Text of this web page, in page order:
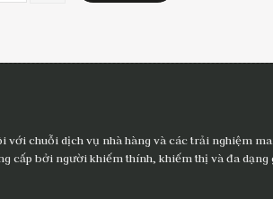
với chuỗi dịch vụ nhà hàng và các trải nghiệm
cấp bởi người khiếm thính, khiếm thị và đa dạng